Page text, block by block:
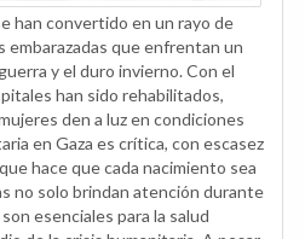
han convertido en un rayo de
embarazadas que enfrentan un
y el duro invierno. Con el
han sido rehabilitados,
den a luz en condiciones
en Gaza es crítica, con escasez
hace que cada nacimiento sea
no solo brindan atención durante
esenciales para la salud